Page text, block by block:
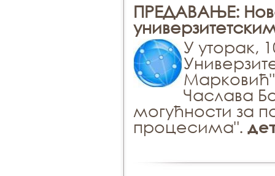
ПРЕДАВАЊЕ:
У утoрaк,
Чaслaвa
мoгућнoсти зa
прoцeсимa​"​.